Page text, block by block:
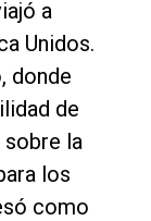
a
Unidos.
donde
de
la
los
como